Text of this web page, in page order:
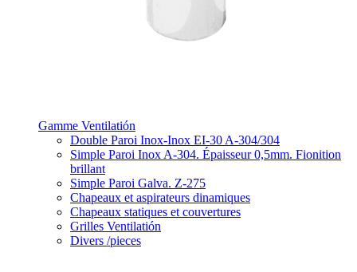
Gamme Ventilatión
Double Paroi Inox-Inox EI-30 A-304/304
Simple Paroi Inox A-304. Épaisseur 0,5mm. Fionition
brillant
Simple Paroi Galva. Z-275
Chapeaux et aspirateurs dinamiques
Chapeaux statiques et couvertures
Grilles Ventilatión
Divers /pieces